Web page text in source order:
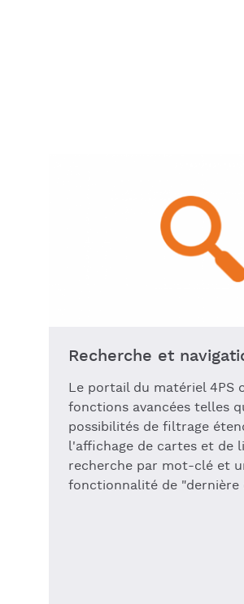
Recherche et
Le portail du matériel 4PS
fonctions avancées telles
possibilités de filtrage
l'affichage de cartes et de
recherche par mot-clé et
fonctionnalité de "dernière